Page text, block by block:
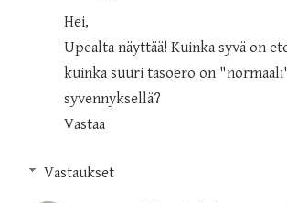
Hei,
Upealta näyttää! Kuinka syvä on
kuinka suuri tasoero on
syvennyksellä?
Vastaa
Vastaukset